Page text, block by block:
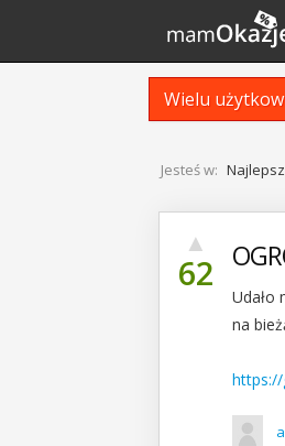
Wielu
Jesteś w:
▲
62
Udało
na
https://